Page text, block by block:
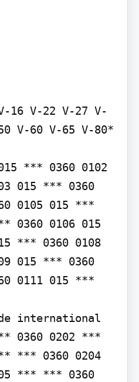
16 V-22 V-27 V-
V-60 V-65 V-80*
*** 0360 0102
015 *** 0360
0105 015 ***
0360 0106 015
*** 0360 0108
015 *** 0360
0111 015 ***
international
0360 0202 ***
*** 0360 0204
*** *** 0360